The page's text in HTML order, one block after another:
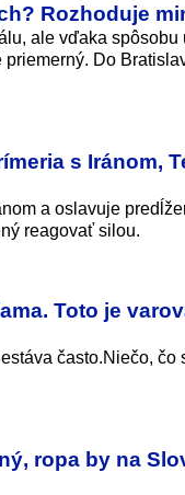
Rozhoduje
ale vďaka
Do
s Iránom,
a oslavuje
reagovať silou.
Toto je
často.Niečo,
ropa by na